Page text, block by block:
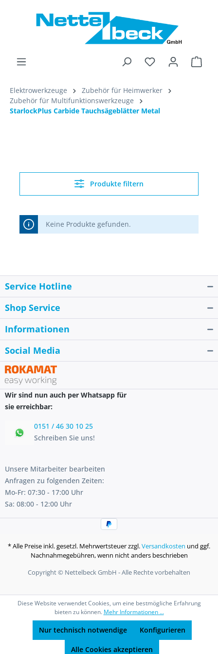
Elektrowerkzeuge
Zubehör für Heimwerker
Zubehör für Multifunktionswerkzeuge
StarlockPlus Carbide Tauchsägeblätter Metal
Produkte filtern
Keine Produkte gefunden.
Service Hotline
Shop Service
Informationen
Social Media
Wir sind nun auch per Whatsapp für
sie erreichbar:
0151 / 46 30 10 25
Schreiben Sie uns!
Unsere Mitarbeiter bearbeiten
Anfragen zu folgenden Zeiten:
Mo-Fr: 07:30 - 17:00 Uhr
Sa: 08:00 - 12:00 Uhr
* Alle Preise inkl. gesetzl. Mehrwertsteuer zzgl.Versandkosten und ggf.
Nachnahmegebühren, wenn nicht anders beschrieben
Copyright © Nettelbeck GmbH - Alle Rechte vorbehalten
Diese Website verwendet Cookies, um eine bestmögliche Erfahrung
bieten zu können. Mehr Informationen ...
Nur technisch notwendige Konfigurieren
Alle Cookies akzeptieren